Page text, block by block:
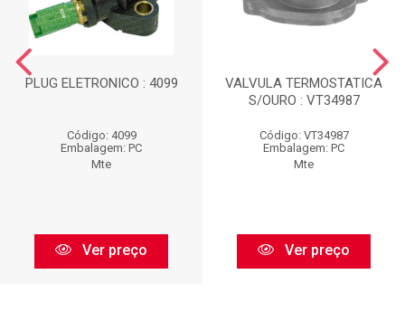
PLUG ELETRONICO : 4099
Código: 4099
Embalagem: PC
Mte
Ver preço
VALVULA TERMOSTATICA
S/OURO : VT34987
Código: VT34987
Embalagem: PC
Mte
Ver preço